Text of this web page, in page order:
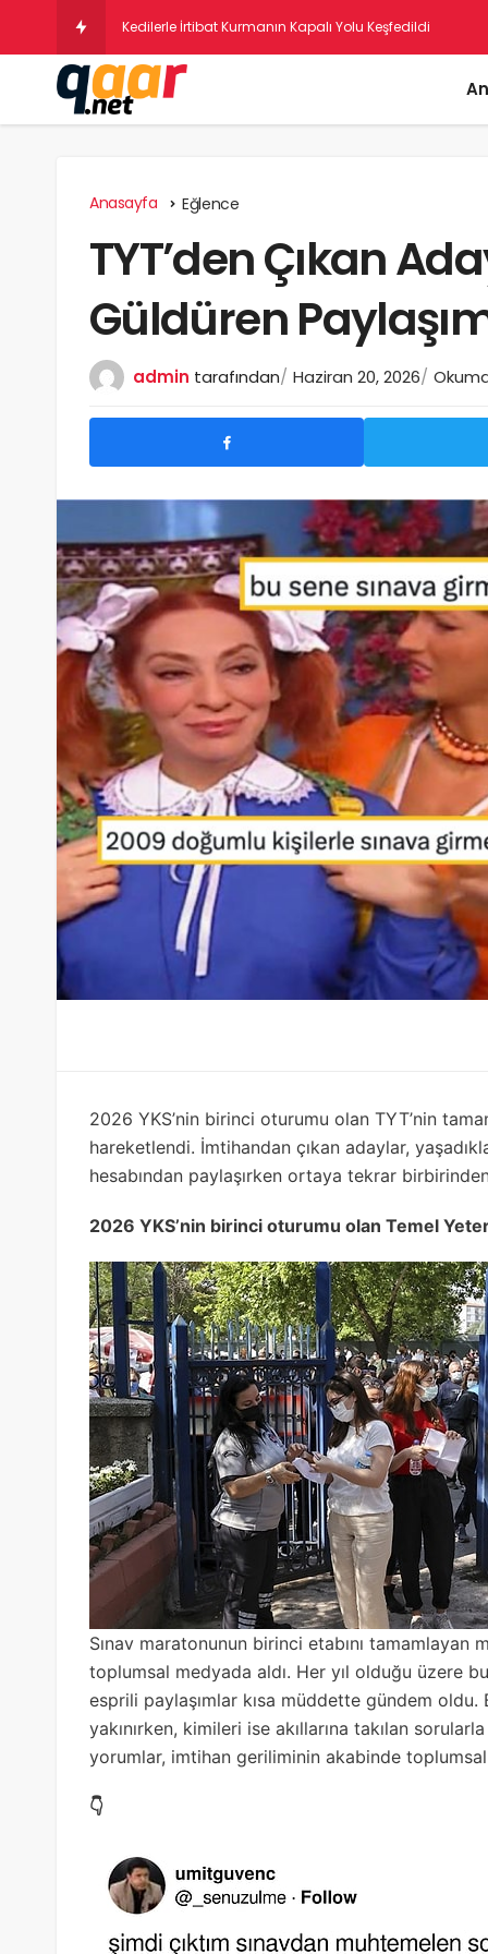
Psikologlara Nazaran B
Anasayfa Eğlence
TYT’den Çıkan
Güldüren
admin tarafından Haziran 20, 2026
2026 YKS’nin birinci oturumu olan TYT’nin
hareketlendi. İmtihandan çıkan adaylar,
hesabından paylaşırken ortaya tekrar
2026 YKS’nin birinci oturumu olan Temel
Sınav maratonunun birinci etabını tamamlayan
toplumsal medyada aldı. Her yıl olduğu üzere
esprili paylaşımlar kısa müddette gündem
yakınırken, kimileri ise akıllarına takılan
yorumlar, imtihan geriliminin akabinde
👇